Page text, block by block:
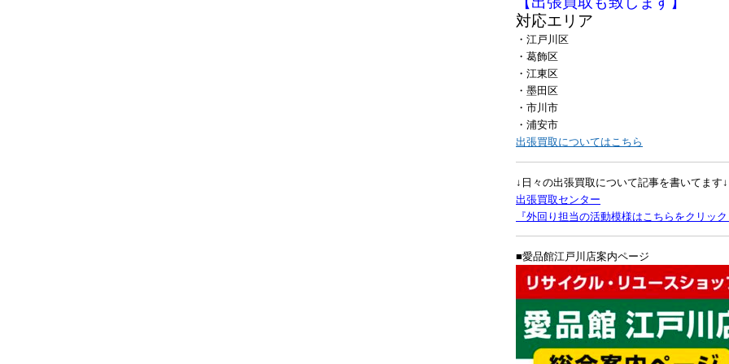
対応エリア
・江戸川区
・葛飾区
・江東区
・墨田区
・市川市
・浦安市
出張買取についてはこちら
↓日々の出張買取について記事を書いてます↓
出張買取センター
『外回り担当の活動模様はこちらをクリッ
■愛品館江戸川店案内ページ